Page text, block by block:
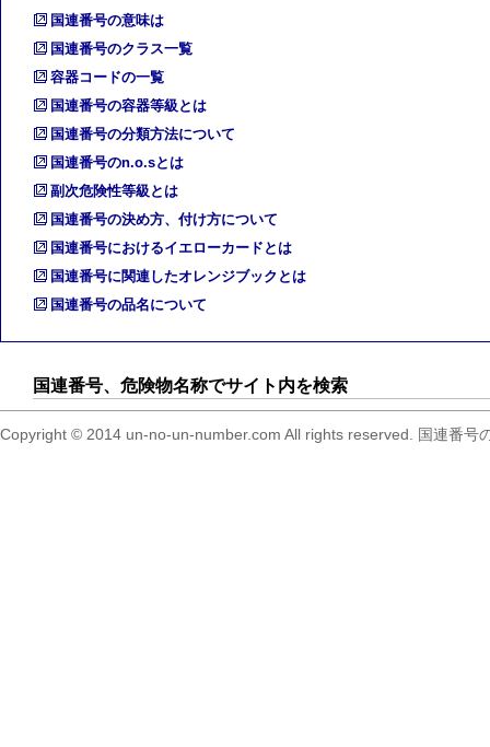
国連番号の意味は
国連番号のクラス一覧
容器コードの一覧
国連番号の容器等級とは
国連番号の分類方法について
国連番号のn.o.sとは
副次危険性等級とは
国連番号の決め方、付け方について
国連番号におけるイエローカードとは
国連番号に関連したオレンジブックとは
国連番号の品名について
国連番号、危険物名称でサイト内を検索
Copyright © 2014 un-no-un-number.com All rights reserved. 国連番号